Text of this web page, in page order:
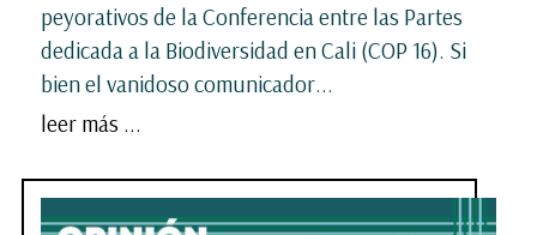
peyorativos de la Conferencia entre las Partes
dedicada a la Biodiversidad en Cali (COP 16). Si
bien el vanidoso comunicador...
leer más ...